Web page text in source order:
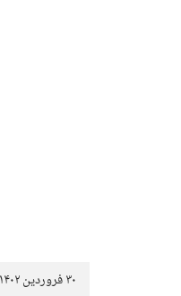
۳۰ فروردین ۱۴۰۲ | ۱۰:۵۴